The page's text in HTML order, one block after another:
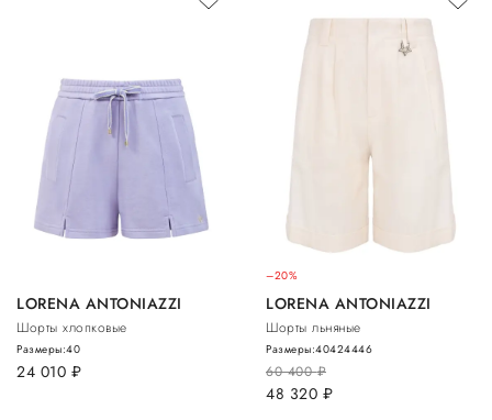
LORENA ANTONIAZZI
Шорты хлопковые
24 010 руб.
Размеры:40
–20%
LORENA ANTONIAZZI
Шорты льняные
60 400руб.
48 320 руб.
Размеры:40424446